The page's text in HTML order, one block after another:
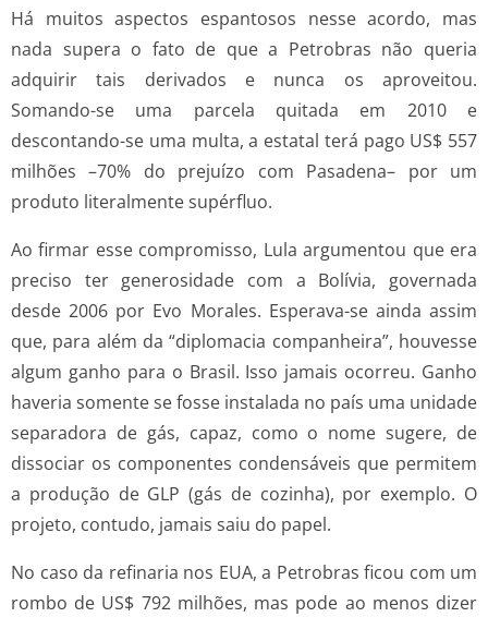
Há muitos aspectos espantosos nesse acordo, mas
nada supera o fato de que a Petrobras não queria
adquirir tais derivados e nunca os aproveitou.
Somando-se uma parcela quitada em 2010 e
descontando-se uma multa, a estatal terá pago US$ 557
milhões –70% do prejuízo com Pasadena– por um
produto literalmente supérfluo.
Ao firmar esse compromisso, Lula argumentou que era
preciso ter generosidade com a Bolívia, governada
desde 2006 por Evo Morales. Esperava-se ainda assim
que, para além da “diplomacia companheira”, houvesse
algum ganho para o Brasil. Isso jamais ocorreu. Ganho
haveria somente se fosse instalada no país uma unidade
separadora de gás, capaz, como o nome sugere, de
dissociar os componentes condensáveis que permitem
a produção de GLP (gás de cozinha), por exemplo. O
projeto, contudo, jamais saiu do papel.
No caso da refinaria nos EUA, a Petrobras ficou com um
rombo de US$ 792 milhões, mas pode ao menos dizer